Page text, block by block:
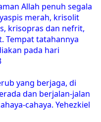
Allah penuh segala
merah, krisolit
krisopras dan nefrit,
Tempat tatahannya
pada hari
yang berjaga, di
dan berjalan-jalan
cahaya. Yehezkiel